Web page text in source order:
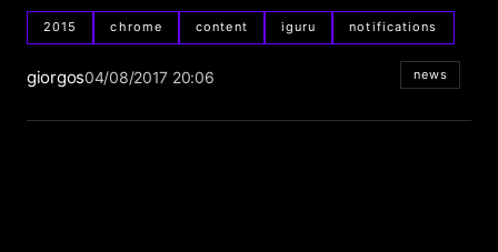
2015 chrome content iguru notifications
giorgos04/08/2017 20:06 news